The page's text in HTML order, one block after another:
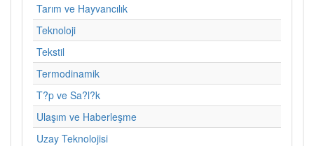
Tarım ve Hayvancılık
Teknoloji
Tekstil
Termodinamik
T?p ve Sa?l?k
Ulaşım ve Haberleşme
Uzay Teknolojisi